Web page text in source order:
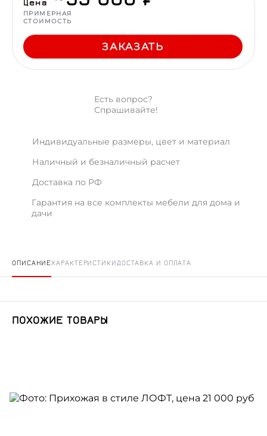
ЗАКАЗАТЬ
Цена
ПРИМЕРНАЯ
СТОИМОСТЬ
Есть вопрос?
Спрашивайте!
Индивидуальные размеры, цвет и материал
Наличный и безналичный расчет
Доставка по РФ
Гарантия на все комплекты мебели для дома и
дачи
ОПИСАНИЕХАРАКТЕРИСТИКИДОСТАВКА И ОПЛАТА
ПОХОЖИЕ ТОВАРЫ